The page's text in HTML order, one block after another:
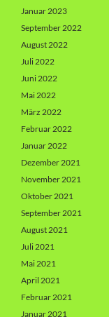
Januar 2023
September 2022
August 2022
Juli 2022
Juni 2022
Mai 2022
März 2022
Februar 2022
Januar 2022
Dezember 2021
November 2021
Oktober 2021
September 2021
August 2021
Juli 2021
Mai 2021
April 2021
Februar 2021
Januar 2021